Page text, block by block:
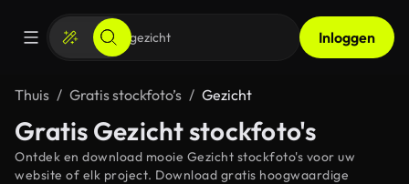
Inloggen
Thuis Gratis stockfoto’s Gezicht
Gratis Gezicht stockfoto's
Ontdek en download mooie Gezicht stockfoto's voor uw
website of elk project. Download gratis hoogwaardige